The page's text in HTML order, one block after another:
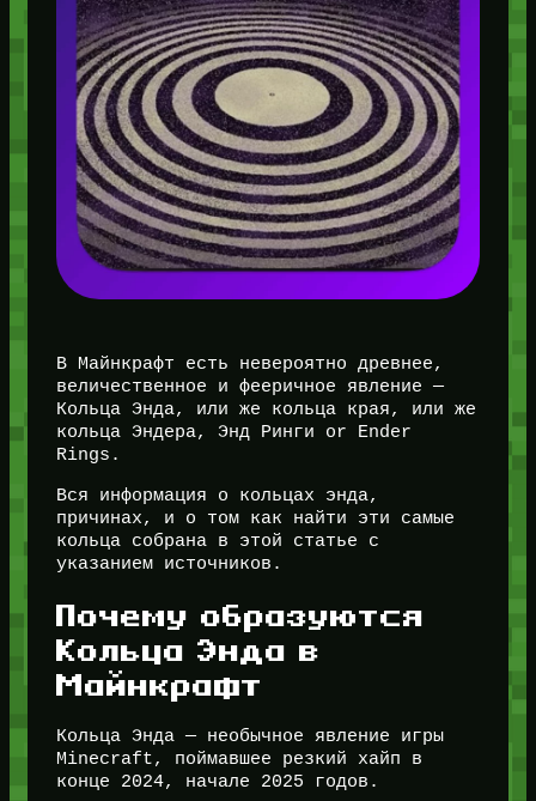
В Майнкрафт есть невероятно древнее,
величественное и фееричное явление —
Кольца Энда, или же кольца края, или же
кольца Эндера, Энд Ринги or Ender
Rings.
Вся информация о кольцах энда,
причинах, и о том как найти эти самые
кольца собрана в этой статье с
указанием источников.
Почему образуются
Кольца Энда в
Майнкрафт
Кольца Энда — необычное явление игры
Minecraft, поймавшее резкий хайп в
конце 2024, начале 2025 годов.